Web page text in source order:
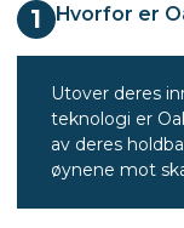
1 Hvorfor er
Utover deres
teknologi er
av deres
øynene mot